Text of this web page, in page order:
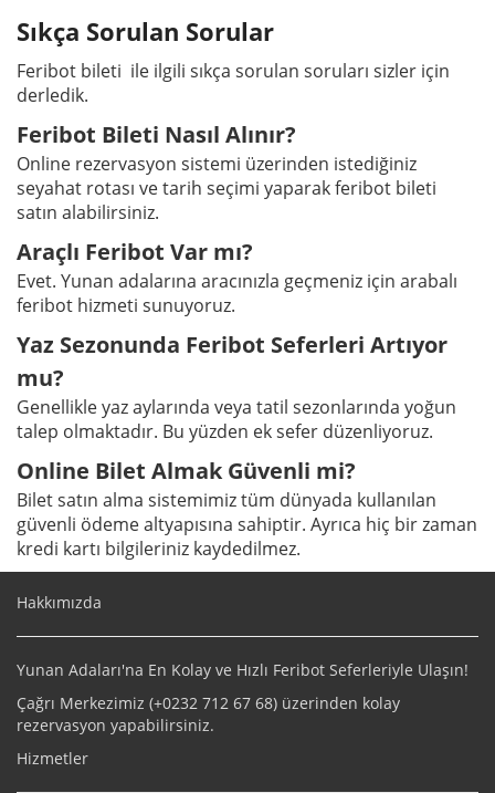
Sıkça Sorulan Sorular
Feribot bileti ile ilgili sıkça sorulan soruları sizler için
derledik.
Feribot Bileti Nasıl Alınır?
Online rezervasyon sistemi üzerinden istediğiniz
seyahat rotası ve tarih seçimi yaparak feribot bileti
satın alabilirsiniz.
Araçlı Feribot Var mı?
Evet. Yunan adalarına aracınızla geçmeniz için arabalı
feribot hizmeti sunuyoruz.
Yaz Sezonunda Feribot Seferleri Artıyor
mu?
Genellikle yaz aylarında veya tatil sezonlarında yoğun
talep olmaktadır. Bu yüzden ek sefer düzenliyoruz.
Online Bilet Almak Güvenli mi?
Bilet satın alma sistemimiz tüm dünyada kullanılan
güvenli ödeme altyapısına sahiptir. Ayrıca hiç bir zaman
kredi kartı bilgileriniz kaydedilmez.
Hakkımızda
Yunan Adaları'na En Kolay ve Hızlı Feribot Seferleriyle Ulaşın!
Çağrı Merkezimiz (+0232 712 67 68) üzerinden kolay
rezervasyon yapabilirsiniz.
Hizmetler